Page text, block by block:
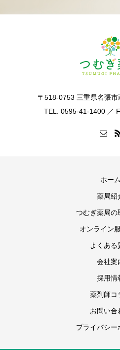
〒518-0753 三重県名張市
TEL. 0595-41-1400 ／
ホーム
薬局紹
つむぎ薬局の
オンライン
よくある
会社案
採用情
薬剤師コ
お問い合
プライバシー